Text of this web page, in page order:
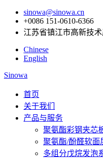
sinowa@sinowa.cn
+0086 151-0610-6366
江苏省镇江市高新技
Chinese
English
Sinowa
首页
关于我们
产品与服务
聚氨酯彩钢夹芯
聚氨酯/酚醛软面
多组分戊烷发泡